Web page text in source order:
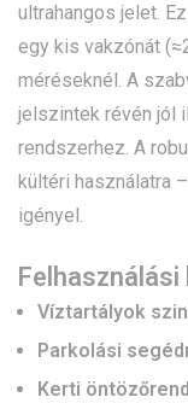
ultrahangos jelet.
egy kis vakzónát
méréseknél. A
jelszintek révén jól
rendszerhez. A
kültéri használatra
igényel.
Víztartályok
Parkolási
Kerti